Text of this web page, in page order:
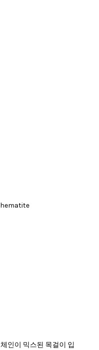
hematite
인이 믹스된 목걸이 입